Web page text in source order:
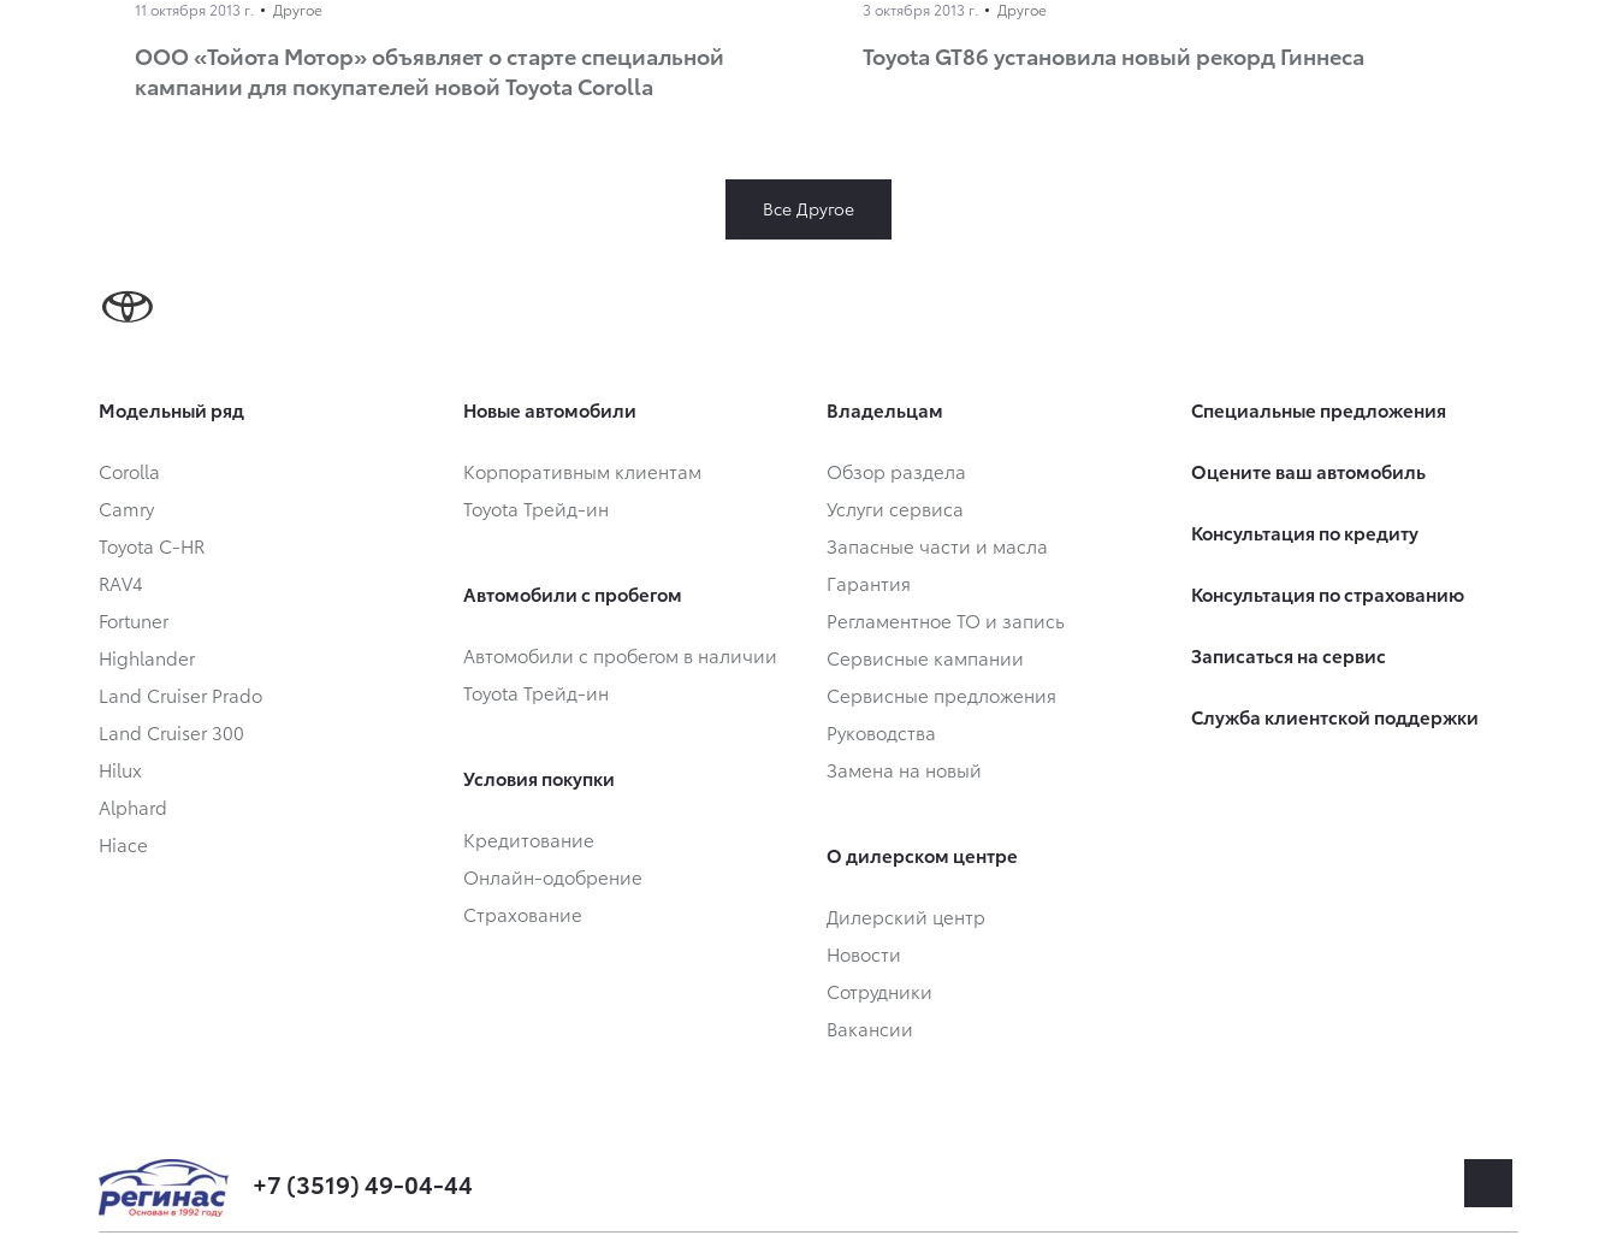
11 октября 2013 г. Другое
ООО «Тойота Мотор» объявляет о старте специальной
кампании для покупателей новой Toyota Corolla
3 октября 2013 г. Другое
Toyota GT86 установила новый рекорд Гиннеса
Все Другое
Модельный ряд
Corolla
Camry
Toyota C-HR
RAV4
Fortuner
Highlander
Land Cruiser Prado
Land Cruiser 300
Hilux
Alphard
Hiace
Новые автомобили
Корпоративным клиентам
Toyota Трейд-ин
Автомобили с пробегом
Автомобили с пробегом в наличии
Toyota Трейд-ин
Условия покупки
Кредитование
Онлайн-одобрение
Страхование
Владельцам
Обзор раздела
Услуги сервиса
Запасные части и масла
Гарантия
Регламентное ТО и запись
Сервисные кампании
Сервисные предложения
Руководства
Замена на новый
О дилерском центре
Дилерский центр
Новости
Сотрудники
Вакансии
Специальные предложения
Оцените ваш автомобиль
Консультация по кредиту
Консультация по страхованию
Записаться на сервис
Служба клиентской поддержки
+7 (3519) 49-04-44